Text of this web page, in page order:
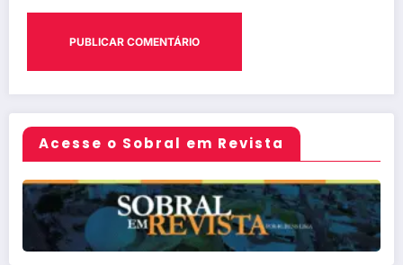
Acesse o Sobral em Revista